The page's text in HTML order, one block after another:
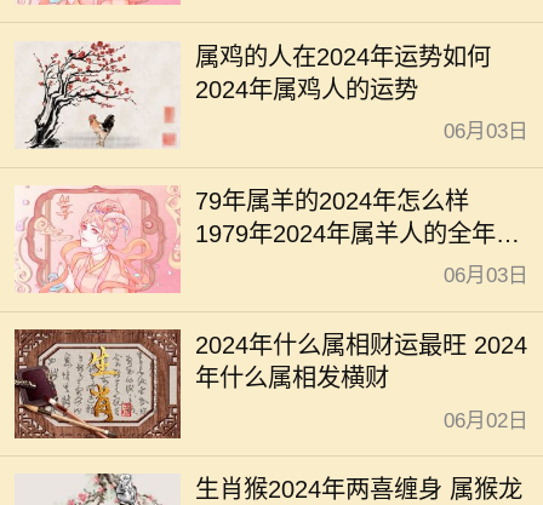
属鸡的人在2024年运势如何
2024年属鸡人的运势
06月03日
79年属羊的2024年怎么样
1979年2024年属羊人的全年运
06月03日
2024年什么属相财运最旺 2024
年什么属相发横财
06月02日
生肖猴2024年两喜缠身 属猴龙